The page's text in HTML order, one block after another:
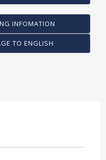
INFOMATION
TO ENGLISH